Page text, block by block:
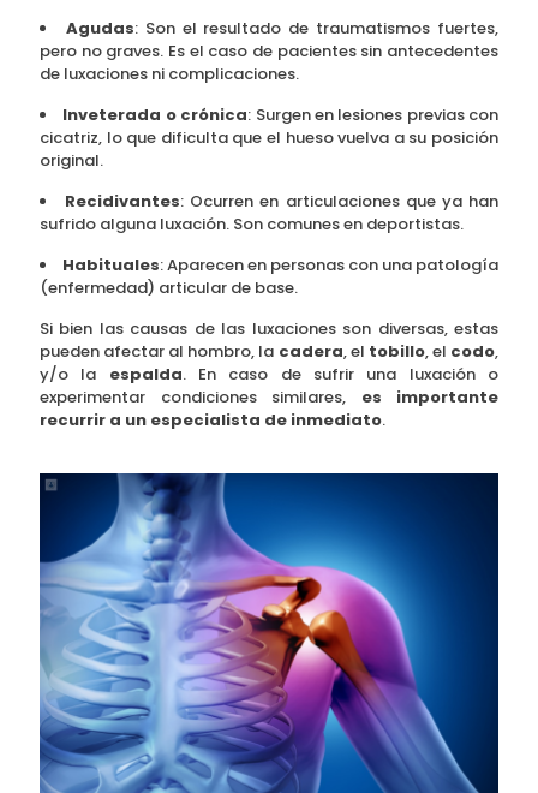
Agudas: Son el resultado de traumatismos fuertes,
pero no graves. Es el caso de pacientes sin antecedentes
de luxaciones ni complicaciones.
Inveterada o crónica: Surgen en lesiones previas con
cicatriz, lo que dificulta que el hueso vuelva a su posición
original.
Recidivantes: Ocurren en articulaciones que ya han
sufrido alguna luxación. Son comunes en deportistas.
Habituales: Aparecen en personas con una patología
(enfermedad) articular de base.
Si bien las causas de las luxaciones son diversas, estas
pueden afectar al hombro, la cadera, el tobillo, el codo,
y/o la espalda. En caso de sufrir una luxación o
experimentar condiciones similares, es importante
recurrir a un especialista de inmediato.